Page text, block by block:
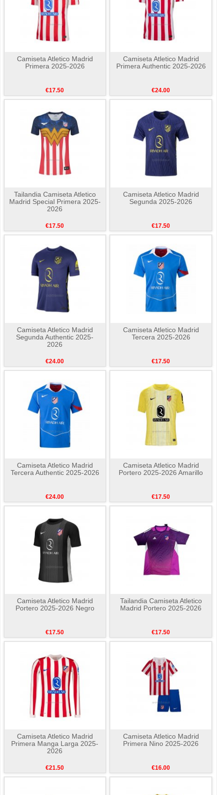
Camiseta Atletico Madrid
Primera 2025-2026
€17.50
Camiseta Atletico Madrid
Primera Authentic 2025-2026
€24.00
Tailandia Camiseta Atletico
Madrid Special Primera 2025-
2026
€17.50
Camiseta Atletico Madrid
Segunda 2025-2026
€17.50
Camiseta Atletico Madrid
Segunda Authentic 2025-
2026
€24.00
Camiseta Atletico Madrid
Tercera 2025-2026
€17.50
Camiseta Atletico Madrid
Tercera Authentic 2025-2026
€24.00
Camiseta Atletico Madrid
Portero 2025-2026 Amarillo
€17.50
Camiseta Atletico Madrid
Portero 2025-2026 Negro
€17.50
Tailandia Camiseta Atletico
Madrid Portero 2025-2026
€17.50
Camiseta Atletico Madrid
Primera Manga Larga 2025-
2026
€21.50
Camiseta Atletico Madrid
Primera Nino 2025-2026
€16.00